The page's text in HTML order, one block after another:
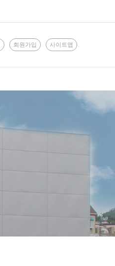
회원가입 사이트맵